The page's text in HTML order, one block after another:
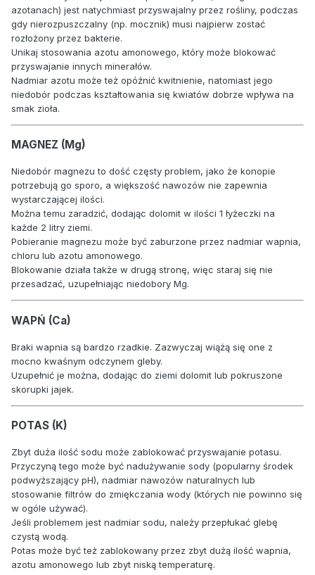
azotanach) jest natychmiast przyswajalny przez rośliny, podczas
gdy nierozpuszczalny (np. mocznik) musi najpierw zostać
rozłożony przez bakterie.
Unikaj stosowania azotu amonowego, który może blokować
przyswajanie innych minerałów.
Nadmiar azotu może też opóźnić kwitnienie, natomiast jego
niedobór podczas kształtowania się kwiatów dobrze wpływa na
smak zioła.
MAGNEZ (Mg)
Niedobór magnezu to dość częsty problem, jako że konopie
potrzebują go sporo, a większość nawozów nie zapewnia
wystarczającej ilości.
Można temu zaradzić, dodając dolomit w ilości 1 łyżeczki na
każde 2 litry ziemi.
Pobieranie magnezu może być zaburzone przez nadmiar wapnia,
chloru lub azotu amonowego.
Blokowanie działa także w drugą stronę, więc staraj się nie
przesadzać, uzupełniając niedobory Mg.
WAPŃ (Ca)
Braki wapnia są bardzo rzadkie. Zazwyczaj wiążą się one z
mocno kwaśnym odczynem gleby.
Uzupełnić je można, dodając do ziemi dolomit lub pokruszone
skorupki jajek.
POTAS (K)
Zbyt duża ilość sodu może zablokować przyswajanie potasu.
Przyczyną tego może być nadużywanie sody (popularny środek
podwyższający pH), nadmiar nawozów naturalnych lub
stosowanie filtrów do zmiękczania wody (których nie powinno się
w ogóle używać).
Jeśli problemem jest nadmiar sodu, należy przepłukać glebę
czystą wodą.
Potas może być też zablokowany przez zbyt dużą ilość wapnia,
azotu amonowego lub zbyt niską temperaturę.